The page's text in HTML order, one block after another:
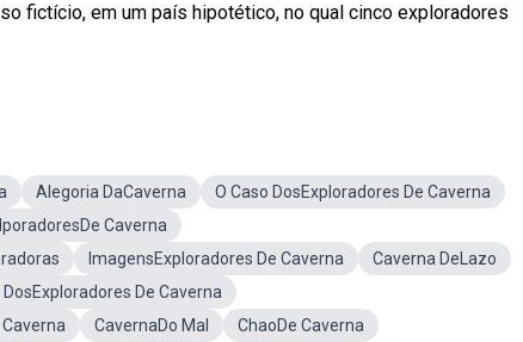
fictício, em um país hipotético, no qual cinco exploradores
Alegoria DaCaverna
O Caso DosExploradores De Caverna
Caverna
ImagensExploradores De Caverna
Caverna DeLazo
DosExploradores De Caverna
Caverna CavernaDo Mal
ChaoDe Caverna